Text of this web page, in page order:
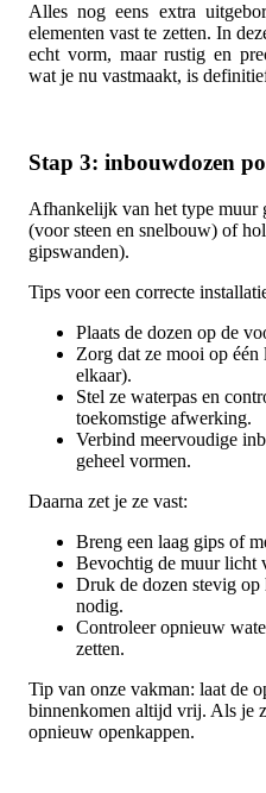
Alles nog eens extra
elementen vast te zetten. In
echt vorm, maar rustig en
wat je nu vastmaakt, is
Stap 3: inbouwdozen
Afhankelijk van het type muur
(voor steen en snelbouw) of
gipswanden).
Tips voor een correcte
Plaats de dozen op de
Zorg dat ze mooi op één
elkaar).
Stel ze waterpas en
toekomstige afwerking.
Verbind meervoudige
geheel vormen.
Daarna zet je ze vast:
Breng een laag gips of
Bevochtig de muur licht
Druk de dozen stevig op
nodig.
Controleer opnieuw
zetten.
Tip van onze vakman: laat de
binnenkomen altijd vrij. Als je
opnieuw openkappen.